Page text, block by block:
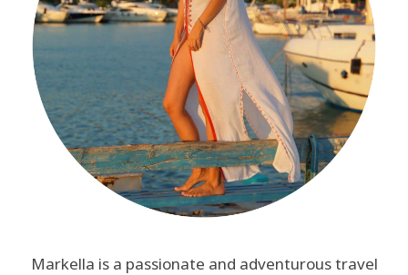
Markella is a passionate and adventurous travel